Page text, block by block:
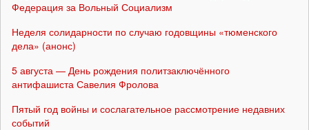
Федерация за Вольный Социализм
Неделя солидарности по случаю годовщины «тюменского
дела» (анонс)
5 августа — День рождения политзаключённого
антифашиста Савелия Фролова
Пятый год войны и сослагательное рассмотрение недавних
событий